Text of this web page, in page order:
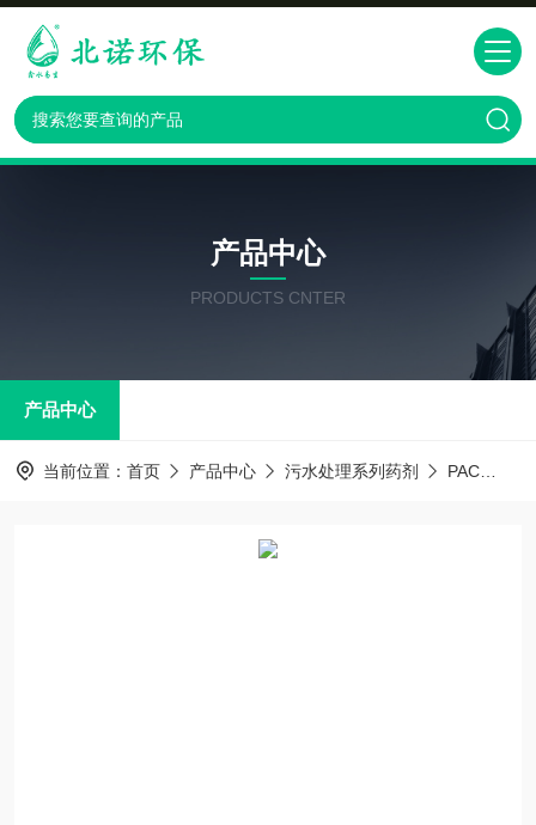
产品中心
PRODUCTS CNTER
产品中心
当前位置： 首页 产品中心 污水处理系列药剂 PAC